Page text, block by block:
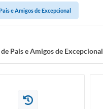
e Amigos de Excepcional
Pais e Amigos de Excepcional